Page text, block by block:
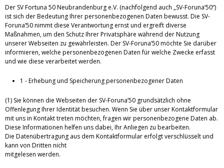
Der SV Fortuna 50 Neubrandenburg e.V. (nachfolgend auch „SV-Foruna‘50“)
ist sich der Bedeutung Ihrer personenbezogenen Daten bewusst. Die SV-
Foruna’50 nimmt diese Verantwortung ernst und ergreift diverse
Maßnahmen, um den Schutz Ihrer Privatsphäre während der Nutzung
unserer Webseiten zu gewährleisten. Der SV-Foruna’50 möchte Sie darüber
informieren, welche personenbezogenen Daten für welche Zwecke erfasst
und wie diese verarbeitet werden.
1 - Erhebung und Speicherung personenbezogener Daten
(1) Sie können die Webseiten der SV-Foruna’50 grundsätzlich ohne
Offenlegung Ihrer Identität besuchen. Wenn Sie über unser Kontaktformular
mit uns in Kontakt treten möchten, fragen wir personenbezogene Daten ab.
Diese Informationen helfen uns dabei, Ihr Anliegen zu bearbeiten.
Die Datenübertragung aus dem Kontaktformular erfolgt verschlüsselt und
kann von Dritten nicht
mitgelesen werden.